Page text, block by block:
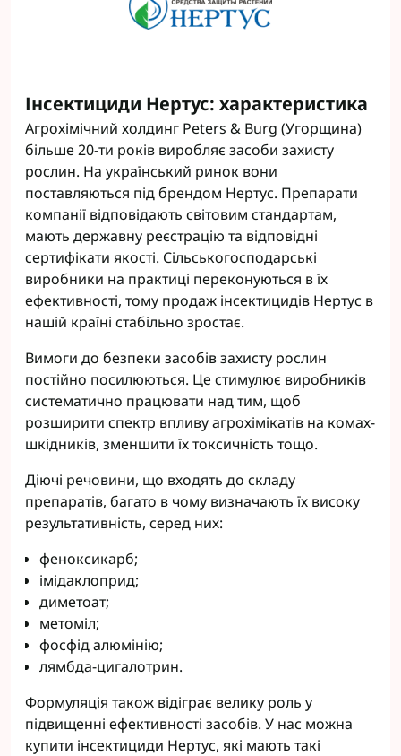
Інсектициди Нертус: характеристика
Агрохімічний холдинг Peters & Burg (Угорщина)
більше 20-ти років виробляє засоби захисту
рослин. На український ринок вони
поставляються під брендом Нертус. Препарати
компанії відповідають світовим стандартам,
мають державну реєстрацію та відповідні
сертифікати якості. Сільськогосподарські
виробники на практиці переконуються в їх
ефективності, тому продаж інсектицидів Нертус в
нашій країні стабільно зростає.
Вимоги до безпеки засобів захисту рослин
постійно посилюються. Це стимулює виробників
систематично працювати над тим, щоб
розширити спектр впливу агрохімікатів на комах-
шкідників, зменшити їх токсичність тощо.
Діючі речовини, що входять до складу
препаратів, багато в чому визначають їх високу
результативність, серед них:
феноксикарб;
імідаклоприд;
диметоат;
метоміл;
фосфід алюмінію;
лямбда-цигалотрин.
Формуляція також відіграє велику роль у
підвищенні ефективності засобів. У нас можна
купити інсектициди Нертус, які мають такі